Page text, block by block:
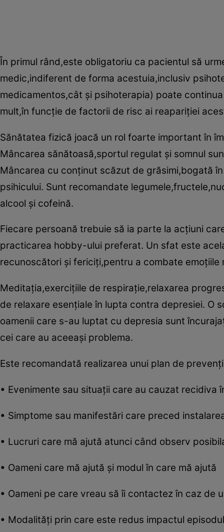
În primul rând,este obligatoriu ca pacientul să
medic,indiferent de forma acestuia,inclusiv
medicamentos,cât şi psihoterapia) poate
mult,în funcţie de factorii de risc ai reapariţiei
Sănătatea fizică joacă un rol foarte important în
Mâncarea sănătoasă,sportul regulat şi somnul
Mâncarea cu conţinut scăzut de grăsimi,bogată
psihicului. Sunt recomandate
alcool şi cofeină.
Fiecare persoană trebuie să ia parte la acţiuni
practicarea hobby-ului preferat. Un sfat este
recunoscători şi fericiţi,pentru a combate emoţiile
Meditaţia,exerciţiile de respiraţie,relaxarea
de relaxare esenţiale în lupta contra depresiei. O
oamenii care s-au luptat cu depresia sunt
cei care au aceeaşi problema.
Este recomandată realizarea unui plan de
• Evenimente sau situaţii care au cauzat recidiva
• Simptome sau manifestări care preced
• Lucruri care mă ajută atunci când observ
• Oameni care mă ajută şi modul în care mă ajută
• Oameni pe care vreau să îi contactez în caz de
• Modalităţi prin care este redus impactul